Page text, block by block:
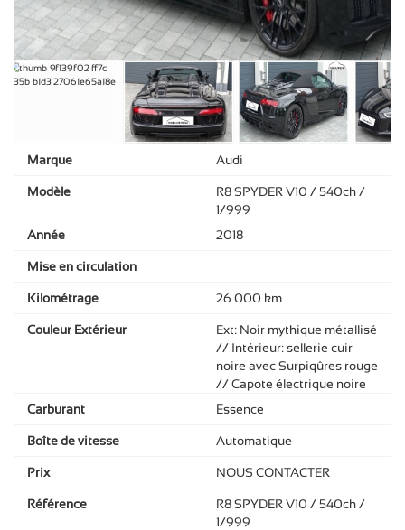
Marque Audi
Modèle
R8 SPYDER V10 / 540ch /
1/999
Année
2018
Mise en circulation
Kilométrage 26 000 km
Couleur Extérieur
Ext: Noir mythique métallisé
// Intérieur: sellerie cuir
noire avec Surpiqûres rouge
// Capote électrique noire
Carburant
Essence
Boîte de vitesse Automatique
Prix NOUS CONTACTER
Référence
R8 SPYDER V10 / 540ch /
1/999